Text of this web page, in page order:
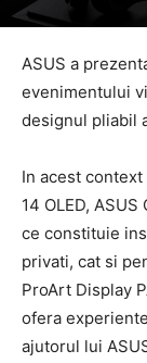
ASUS a
evenimentului
designul pliabil
In acest
14 OLED,
ce constituie
privati, cat si
ProArt Display
ofera
ajutorul lui